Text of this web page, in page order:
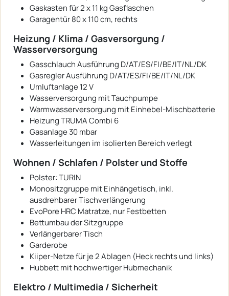
Gaskasten für 2 x 11 kg Gasflaschen
Garagentür 80 x 110 cm, rechts
Heizung / Klima / Gasversorgung /
Wasserversorgung
Gasschlauch Ausführung D/AT/ES/FI/BE/IT/NL/DK
Gasregler Ausführung D/AT/ES/FI/BE/IT/NL/DK
Umluftanlage 12 V
Wasserversorgung mit Tauchpumpe
Warmwasserversorgung mit Einhebel-Mischbatterie
Heizung TRUMA Combi 6
Gasanlage 30 mbar
Wasserleitungen im isolierten Bereich verlegt
Wohnen / Schlafen / Polster und Stoffe
Polster: TURIN
Monositzgruppe mit Einhängetisch, inkl.
ausdrehbarer Tischverlängerung
EvoPore HRC Matratze, nur Festbetten
Bettumbau der Sitzgruppe
Verlängerbarer Tisch
Garderobe
Kiiper-Netze für je 2 Ablagen (Heck rechts und links)
Hubbett mit hochwertiger Hubmechanik
Elektro / Multimedia / Sicherheit